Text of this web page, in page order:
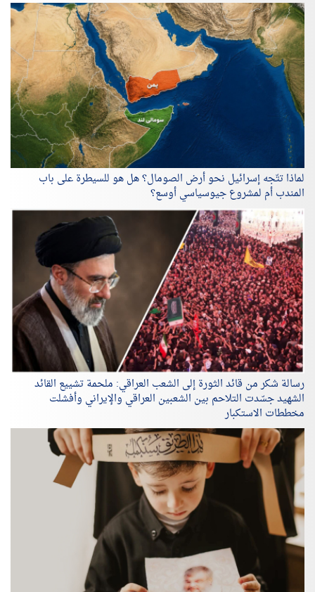
لماذا تتّجه إسرائيل نحو أرض الصومال؟ هل هو للسيطرة على باب
المندب أم لمشروع جيوسياسي أوسع؟
رسالة شكر من قائد الثورة إلى الشعب العراقي: ملحمة تشييع القائد
الشهيد جسّدت التلاحم بين الشعبين العراقي والإيراني وأفشلت
مخططات الاستكبار